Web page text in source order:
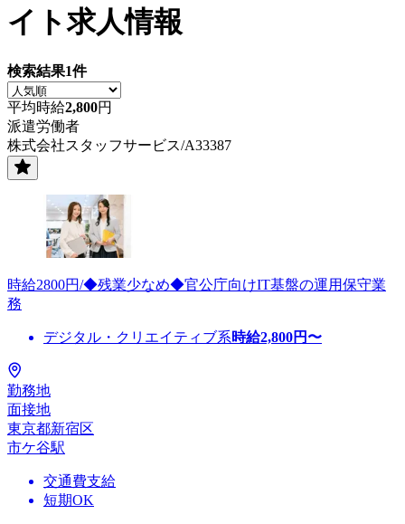
イト求人情報
検索結果1件
平均時給2,800円
派遣労働者
株式会社スタッフサービス/A33387
時給2800円/◆残業少なめ◆官公庁向けIT基盤の運用保守業
務
デジタル・クリエイティブ系時給2,800円〜
勤務地
面接地
東京都新宿区
市ケ谷駅
交通費支給
短期OK